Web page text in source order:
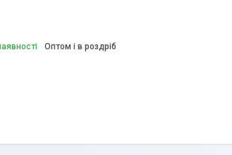
Оптом і в роздріб